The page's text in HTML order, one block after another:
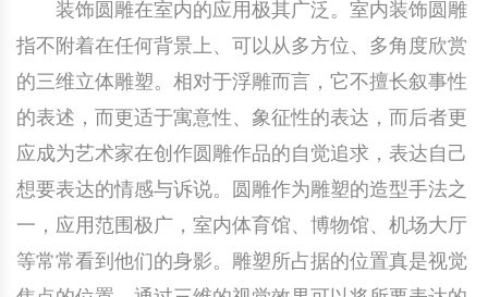
装饰圆雕在室内的应用极其广泛。室内装饰圆雕
指不附着在任何背景上、可以从多方位、多角度欣赏
的三维立体雕塑。相对于浮雕而言，它不擅长叙事性
的表述，而更适于寓意性、象征性的表达，而后者更
应成为艺术家在创作圆雕作品的自觉追求，表达自己
想要表达的情感与诉说。圆雕作为雕塑的造型手法之
一，应用范围极广，室内体育馆、博物馆、机场大厅
等常常看到他们的身影。雕塑所占据的位置真是视觉